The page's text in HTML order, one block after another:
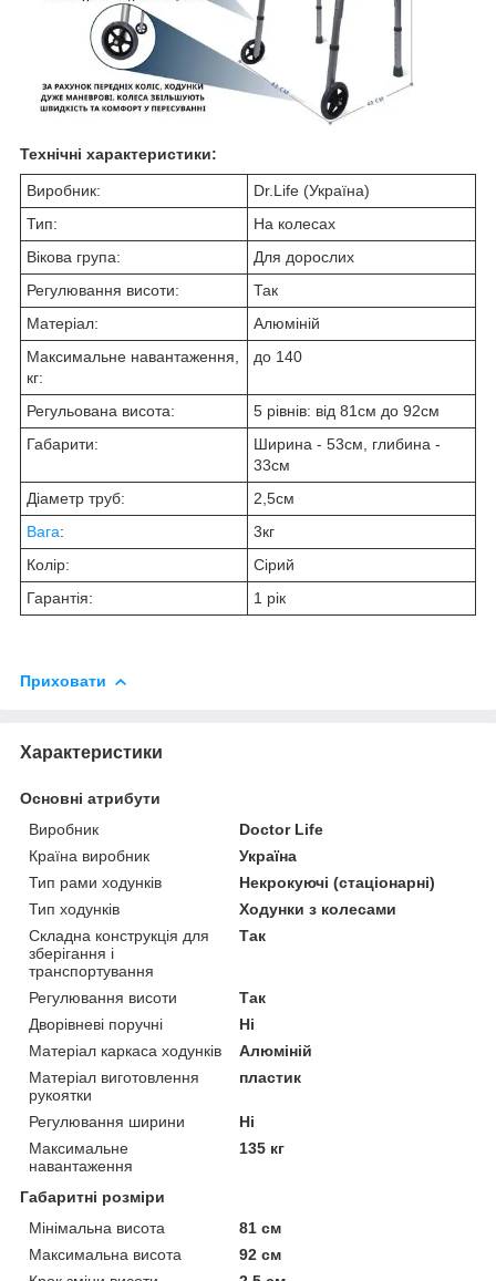
Технічні характеристики:
Виробник:
Dr.Life (Україна)
Тип:
На колесах
Вікова група:
Для дорослих
Регулювання висоти:
Так
Матеріал:
Алюміній
Максимальне навантаження,
кг:
до 140
Регульована висота:
5 рівнів: від 81см до 92см
Габарити:
Ширина - 53см, глибина -
33см
Діаметр труб:
2,5см
Вага:
3кг
Колір:
Сірий
Гарантія:
1 рік
Приховати
Характеристики
Основні атрибути
Виробник
Doctor Life
Країна виробник
Україна
Тип рами ходунків
Некрокуючі (стаціонарні)
Тип ходунків
Ходунки з колесами
Складна конструкція для
зберігання і
транспортування
Так
Регулювання висоти
Так
Дворівневі поручні
Ні
Матеріал каркаса ходунків
Алюміній
Матеріал виготовлення
рукоятки
пластик
Регулювання ширини
Ні
Максимальне
навантаження
135 кг
Габаритні розміри
Мінімальна висота
81 см
Максимальна висота
92 см